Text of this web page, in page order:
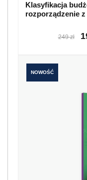
Klasyfikacja
rozporządzenie
249 zł
NOWOŚĆ